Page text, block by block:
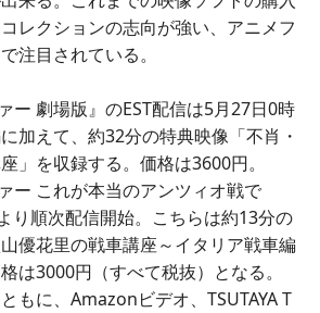
レクションの志向が強い、アニメフ
注目されている。
ー 劇場版』のEST配信は5月27日0時
加えて、約32分の特典映像「不肖・
」を収録する。価格は3600円。
ー これが本当のアンツィオ戦で
り順次配信開始。こちらは約13分の
優花里の戦車講座～イタリア戦車編
は3000円（すべて税抜）となる。
もに、Amazonビデオ、TSUTAYA T